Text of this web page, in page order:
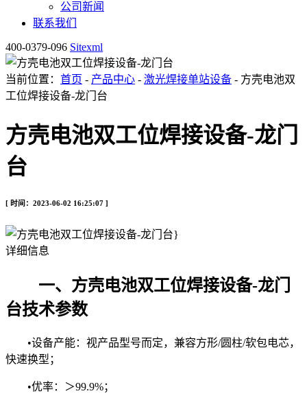
公司新闻
联系我们
400-0379-096 Sitexml
当前位置： 首页 - 产品中心 - 激光焊接单站设备 - 方壳电池双
工位焊接设备-龙门台
方壳电池双工位焊接设备-龙门
台
[ 时间：2023-06-02 16:25:07 ]
详细信息
一、方壳电池双工位焊接设备-龙门
台技术参数
•设备产能：视产品型号而定，兼容方形/圆柱/软包电芯，
快速换型；
•优率：＞99.9%；